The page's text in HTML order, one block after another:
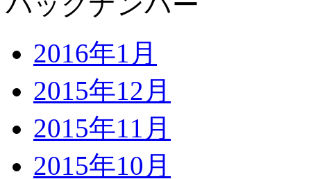
2016年1月
2015年12月
2015年11月
2015年10月